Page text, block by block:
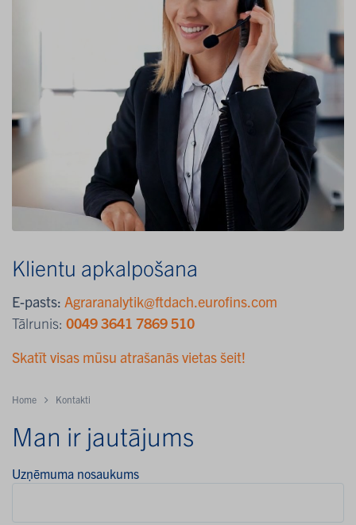
Klientu apkalpošana
E-pasts: Agraranalytik@ftdach.eurofins.com
Tālrunis: 0049 3641 7869 510
Skatīt visas mūsu atrašanās vietas šeit!
Home Kontakti
Man ir jautājums
Uzņēmuma nosaukums